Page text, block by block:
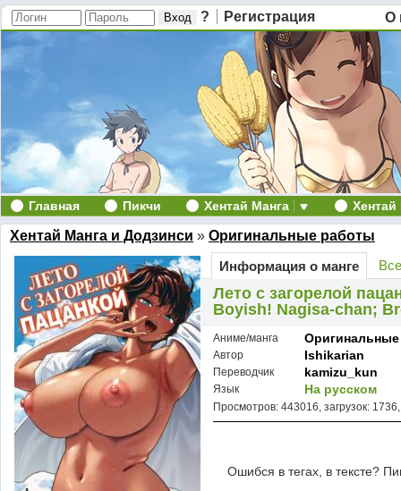
? Регистрация О
Главная Пикчи Хентай Манга
Хентай Манга и Додзинси » Оригинальные работы
Информация о манге
Лето с загорелой
Boyish! Nagisa-chan;
Аниме/манга
Автор Ishikarian
Переводчик kamizu_kun
Язык На русском
Просмотров: 443016, загрузок:
Ошибся в тегах, в тексте?